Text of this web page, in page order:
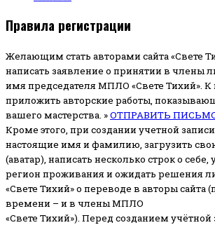
Правила регистрации
Желающим стать авторами сайта «Свете
написать заявление о принятии в члены
имя председателя МПЛО «Свете Тихий». К
приложить авторские работы,
вашего мастерства. »ОТПРАВИТЬ
Кроме этого, при создании учетной записи
настоящие имя и фамилию, загрузить
(аватар), написать несколько строк о себе,
регион проживания и ожидать решения
«Свете Тихий» о переводе в авторы сайта
времени – и в члены МПЛО
«Свете Тихий»). Перед созданием учётной